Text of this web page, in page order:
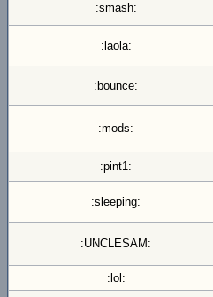
:smash:
:laola:
:bounce:
:mods:
:pint1:
:sleeping:
:UNCLESAM:
:lol: